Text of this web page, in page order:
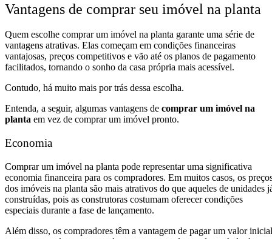
Vantagens de comprar seu imóvel na planta
Quem escolhe comprar um imóvel na planta garante uma série de
vantagens atrativas. Elas começam em condições financeiras
vantajosas, preços competitivos e vão até os planos de pagamento
facilitados, tornando o sonho da casa própria mais acessível.
Contudo, há muito mais por trás dessa escolha.
Entenda, a seguir, algumas vantagens de comprar um imóvel na
planta em vez de comprar um imóvel pronto.
Economia
Comprar um imóvel na planta pode representar uma significativa
economia financeira para os compradores. Em muitos casos, os
dos imóveis na planta são mais atrativos do que aqueles de unidades
construídas, pois as construtoras costumam oferecer condições
especiais durante a fase de lançamento.
Além disso, os compradores têm a vantagem de pagar um valor inicial